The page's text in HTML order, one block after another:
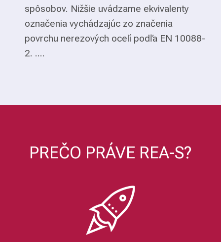
spôsobov. Nižšie uvádzame ekvivalenty
označenia vychádzajúc zo značenia
povrchu nerezových ocelí podľa EN 10088-
2. ....
PREČO PRÁVE REA-S?